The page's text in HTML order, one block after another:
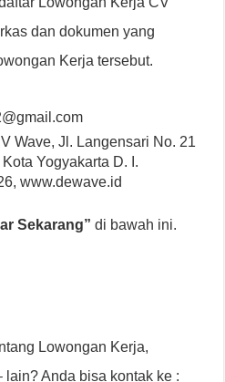
dan dokumen yang
Kerja tersebut.
Wave, Jl. Langensari No. 21
Yogyakarta D. I.
www.dewave.id
Sekarang” di bawah ini.
Lowongan Kerja,
Anda bisa kontak ke :